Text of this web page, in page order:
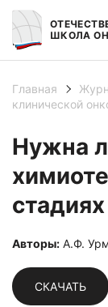
ШКОЛА
Главная
клинической
Нужна
Авторы: А.Ф.
СКАЧАТЬ